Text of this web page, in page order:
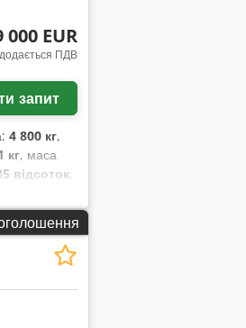
000 EUR
ПДВ
запит
4 800 кг,
кг, маса
відсоток,